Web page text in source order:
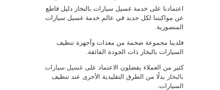
اعتمادنا على خدمة غسيل سيارات بالبخار دليل قاطع
عن مواكبتنا لكل جديد في عالم خدمة غسيل سيارات
المنصورية.
فلدينا مجموعة ضخمة من معدات وأجهزة تنظيف
السيارات بالبخار ذات الجودة الفائقة.
كثير من العملاء يفضلون الاعتماد على غسيل سيارات
بالبخار بدلًا من الطرق التقليدية الأخرى عند تنظيف
السيارات.